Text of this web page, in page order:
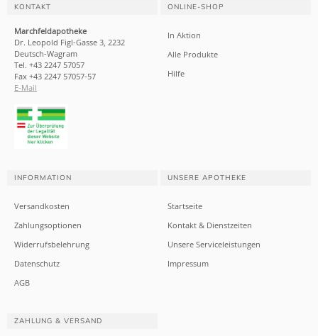
KONTAKT
Marchfeldapotheke
Dr. Leopold Figl-Gasse 3, 2232
Deutsch-Wagram
Tel. +43 2247 57057
Fax +43 2247 57057-57
E-Mail
ONLINE-SHOP
In Aktion
Alle Produkte
Hilfe
INFORMATION
Versandkosten
Zahlungsoptionen
Widerrufsbelehrung
Datenschutz
AGB
UNSERE APOTHEKE
Startseite
Kontakt & Dienstzeiten
Unsere Serviceleistungen
Impressum
ZAHLUNG & VERSAND